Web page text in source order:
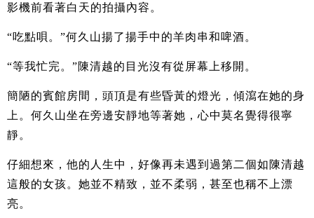
影機前看著白天的拍攝內容。
“吃點唄。”何久山揚了揚手中的羊肉串和啤酒。
“等我忙完。”陳清越的目光沒有從屏幕上移開。
簡陋的賓館房間，頭頂是有些昏黃的燈光，傾瀉在她的身
上。何久山坐在旁邊安靜地等著她，心中莫名覺得很寧
靜。
仔細想來，他的人生中，好像再未遇到過第二個如陳清越
這般的女孩。她並不精致，並不柔弱，甚至也稱不上漂
亮。